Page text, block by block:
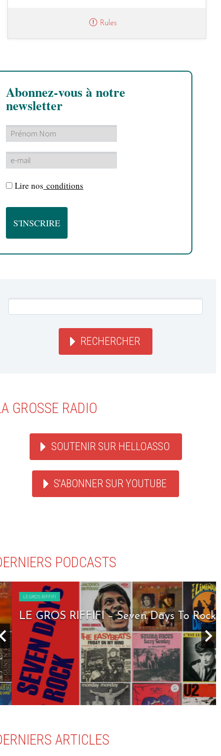
Rules
Abonnez-vous à notre
newsletter
Lire nos conditions
RECHERCHER
GROSSE RADIO
SOUTENIR SUR HELLOASSO
S'ABONNER SUR YOUTUBE
PODCASTS
LE GROS RIFFIFI
LE GROS RIFFIFI – Seven Days To Rock !!!
ARTICLES